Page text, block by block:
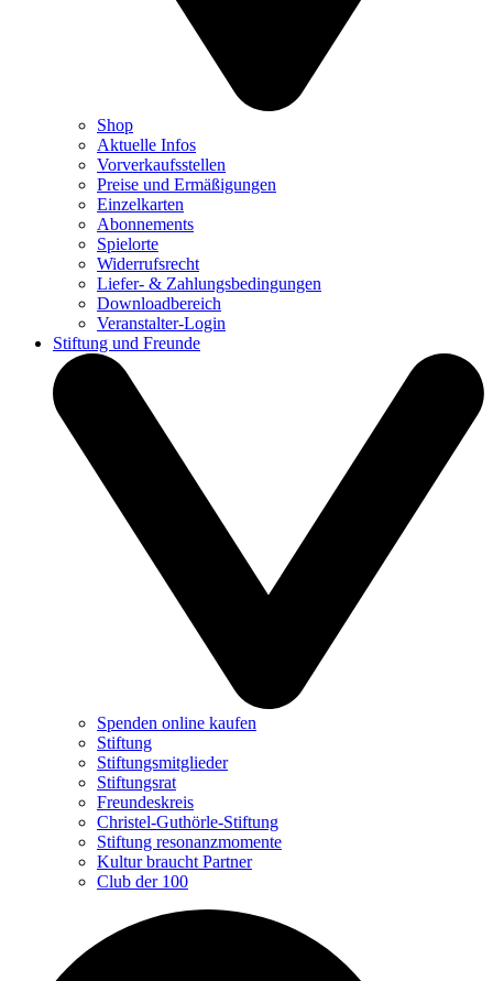
Shop
Aktuelle Infos
Vorverkaufsstellen
Preise und Ermäßigungen
Einzelkarten
Abonnements
Spielorte
Widerrufsrecht
Liefer- & Zahlungsbedingungen
Downloadbereich
Veranstalter-Login
Stiftung und Freunde
Spenden online kaufen
Stiftung
Stiftungsmitglieder
Stiftungsrat
Freundeskreis
Christel-Guthörle-Stiftung
Stiftung resonanzmomente
Kultur braucht Partner
Club der 100